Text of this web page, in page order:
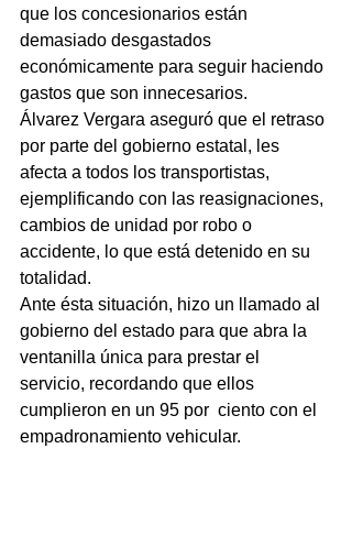
que los concesionarios están
demasiado desgastados
económicamente para seguir haciendo
gastos que son innecesarios.
Álvarez Vergara aseguró que el retraso
por parte del gobierno estatal, les
afecta a todos los transportistas,
ejemplificando con las reasignaciones,
cambios de unidad por robo o
accidente, lo que está detenido en su
totalidad.
Ante ésta situación, hizo un llamado al
gobierno del estado para que abra la
ventanilla única para prestar el
servicio, recordando que ellos
cumplieron en un 95 por  ciento con el
empadronamiento vehicular.